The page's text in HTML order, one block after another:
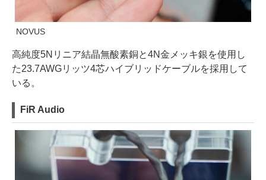
NOVUS
高純度5Nリニア結晶無酸素銅と4N金メッキ銀を使用し
た23.7AWGリッツ4芯ハイブリッドケーブルを採用して
いる。
FiR Audio